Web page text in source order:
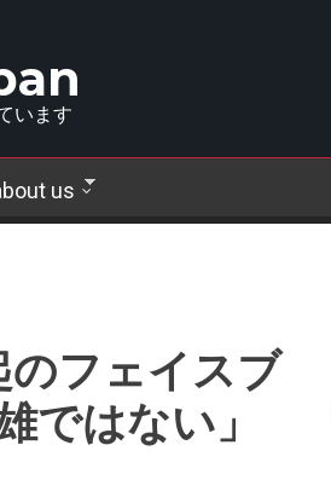
います
us
のフェイスブ
ではない」